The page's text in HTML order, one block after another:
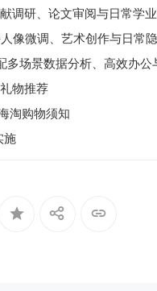
调研、论文审阅与日常学
像微调、艺术创作与日常
多场景数据分析、高效办公
物推荐
淘购物须知
施